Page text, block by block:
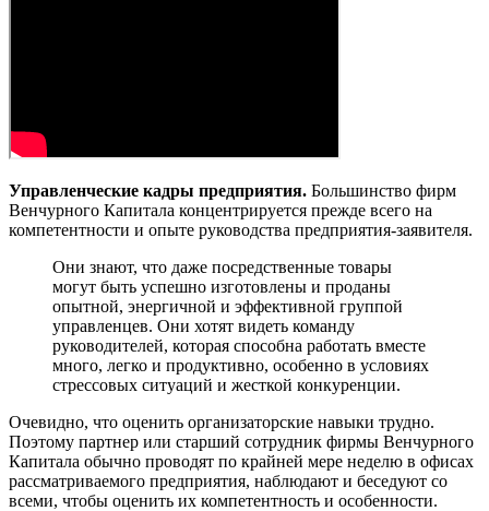
Управленческие кадры предприятия. Большинство фирм
Венчурного Капитала концентрируется прежде всего на
компетентности и опыте руководства предприятия-заявителя.
Они знают, что даже посредственные товары
могут быть успешно изготовлены и проданы
опытной, энергичной и эффективной группой
управленцев. Они хотят видеть команду
руководителей, которая способна работать вместе
много, легко и продуктивно, особенно в условиях
стрессовых ситуаций и жесткой конкуренции.
Очевидно, что оценить организаторские навыки трудно.
Поэтому партнер или старший сотрудник фирмы Венчурного
Капитала обычно проводят по крайней мере неделю в офисах
рассматриваемого предприятия, наблюдают и беседуют со
всеми, чтобы оценить их компетентность и особенности.